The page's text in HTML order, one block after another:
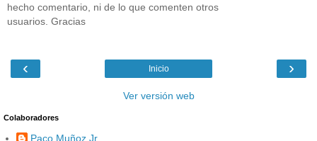
hecho comentario, ni de lo que comenten otros
usuarios. Gracias
‹ ›
Inicio
Ver versión web
Colaboradores
Paco Muñoz Jr.